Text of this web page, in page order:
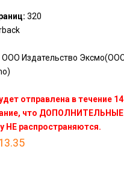
320
ООО Издательство
отправлена в течение
что ДОПОЛНИТЕЛЬНЫЕ
НЕ распространяются.